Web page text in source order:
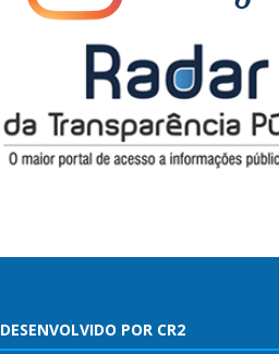
DESENVOLVIDO POR CR2